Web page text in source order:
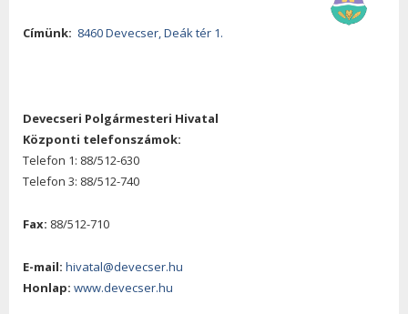
Címünk: 8460 Devecser, Deák tér 1.
Devecseri Polgármesteri Hivatal
Központi telefonszámok:
Telefon 1: 88/512-630
Telefon 3: 88/512-740
Fax: 88/512-710
E-mail: hivatal@devecser.hu
Honlap: www.devecser.hu